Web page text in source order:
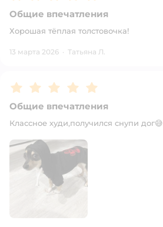
Общие впечатления
Хорошая тёплая толстовочка!
13 марта 2026 · Татьяна Л.
Рейтинг:5
Общие впечатления
Классное худи,получился снупи дог😅